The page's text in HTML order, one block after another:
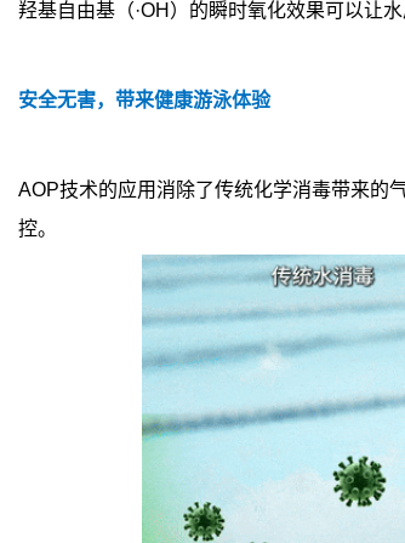
羟基自由基（·OH）的瞬时氧化效果可以让
安全无害，带来健康游泳体验
AOP技术的应用消除了传统化学消毒带来的
控。